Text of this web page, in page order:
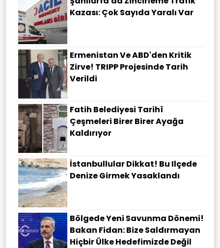
Kazası: Çok Sayıda Yaralı Var
Ermenistan Ve ABD'den Kritik
Zirve! TRIPP Projesinde Tarih
Verildi
Fatih Belediyesi Tarihî
Çeşmeleri Birer Birer Ayağa
Kaldırıyor
İstanbullular Dikkat! Bu Ilçede
Denize Girmek Yasaklandı
Bölgede Yeni Savunma Dönemi!
Bakan Fidan: Bize Saldırmayan
Hiçbir Ülke Hedefimizde Değil